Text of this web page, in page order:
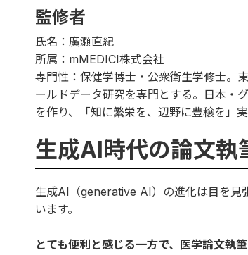
監修者
氏名：廣瀬直紀
所属：mMEDICI株式会社
専門性：保健学博士・公衆衛生学修士。
ールドデータ研究を専門とする。日本・
を作り、「知に繁栄を、辺野に豊穣を」
生成AI時代の論文
生成AI（generative AI）の進化は目を見
います。
とても便利と感じる一方で、医学論文執